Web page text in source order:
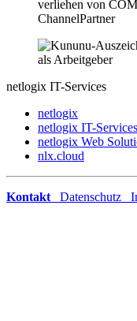
netlogix IT-Services
netlogix
netlogix IT-Services
netlogix Web
nlx.cloud
Kontakt Datenschutz